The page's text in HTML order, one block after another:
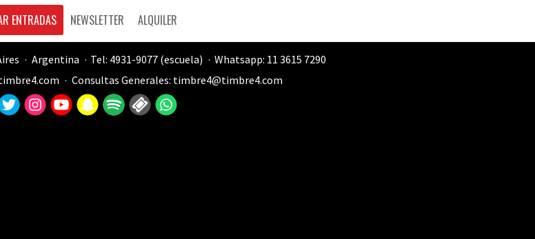
ENTRADAS NEWSLETTER ALQUILER
Argentina Tel: 4931-9077 (escuela)
Whatsapp: 11 3615 7290
Consultas Generales: timbre4@timbre4.com